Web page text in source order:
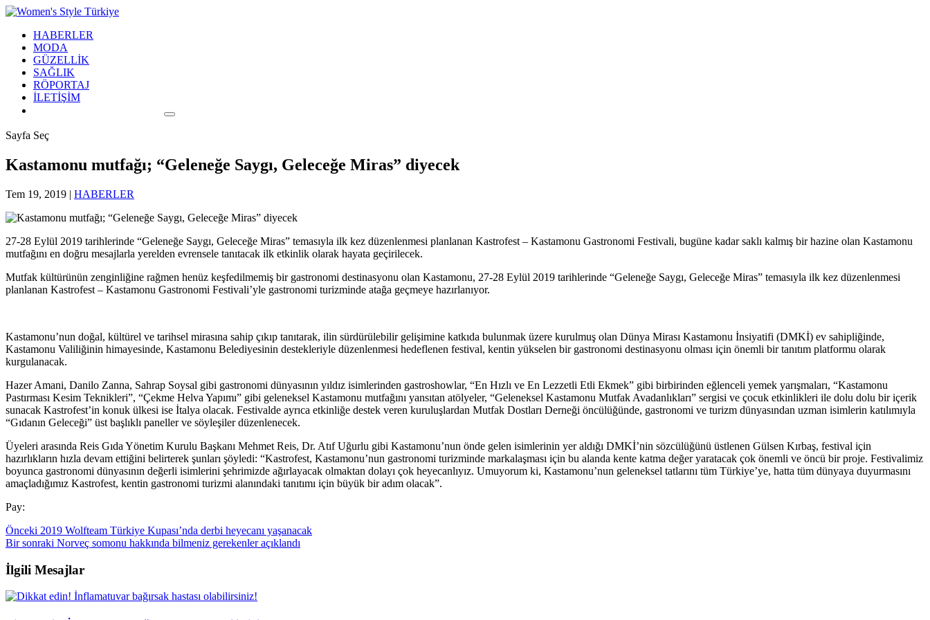
HABERLER
MODA
GÜZELLİK
SAĞLIK
RÖPORTAJ
İLETİŞİM
Sayfa Seç
Kastamonu mutfağı; “Geleneğe Saygı, Geleceğe Miras” diyecek
Tem 19, 2019 | HABERLER
27-28 Eylül 2019 tarihlerinde “Geleneğe Saygı, Geleceğe Miras” temasıyla ilk kez düzenlenmesi planlanan Kastrofest – Kastamonu Gastronomi Festivali, bugüne kadar saklı kalmış bir hazine olan Kastamonu
mutfağını en doğru mesajlarla yerelden evrensele tanıtacak ilk etkinlik olarak hayata geçirilecek.
Mutfak kültürünün zenginliğine rağmen henüz keşfedilmemiş bir gastronomi destinasyonu olan Kastamonu, 27-28 Eylül 2019 tarihlerinde “Geleneğe Saygı, Geleceğe Miras” temasıyla ilk kez düzenlenmesi
planlanan Kastrofest – Kastamonu Gastronomi Festivali’yle gastronomi turizminde atağa geçmeye hazırlanıyor.
Kastamonu’nun doğal, kültürel ve tarihsel mirasına sahip çıkıp tanıtarak, ilin sürdürülebilir gelişimine katkıda bulunmak üzere kurulmuş olan Dünya Mirası Kastamonu İnsiyatifi (DMKİ) ev sahipliğinde,
Kastamonu Valiliğinin himayesinde, Kastamonu Belediyesinin destekleriyle düzenlenmesi hedeflenen festival, kentin yükselen bir gastronomi destinasyonu olması için önemli bir tanıtım platformu olarak
kurgulanacak.
Hazer Amani, Danilo Zanna, Sahrap Soysal gibi gastronomi dünyasının yıldız isimlerinden gastroshowlar, “En Hızlı ve En Lezzetli Etli Ekmek” gibi birbirinden eğlenceli yemek yarışmaları, “Kastamonu
Pastırması Kesim Teknikleri”, “Çekme Helva Yapımı” gibi geleneksel Kastamonu mutfağını yansıtan atölyeler, “Geleneksel Kastamonu Mutfak Avadanlıkları” sergisi ve çocuk etkinlikleri ile dolu dolu bir içerik
sunacak Kastrofest’in konuk ülkesi ise İtalya olacak. Festivalde ayrıca etkinliğe destek veren kuruluşlardan Mutfak Dostları Derneği öncülüğünde, gastronomi ve turizm dünyasından uzman isimlerin katılımıyla
“Gıdanın Geleceği” üst başlıklı paneller ve söyleşiler düzenlenecek.
Üyeleri arasında Reis Gıda Yönetim Kurulu Başkanı Mehmet Reis, Dr. Atıf Uğurlu gibi Kastamonu’nun önde gelen isimlerinin yer aldığı DMKİ’nin sözcülüğünü üstlenen Gülsen Kırbaş, festival için
hazırlıkların hızla devam ettiğini belirterek şunları şöyledi: “Kastrofest, Kastamonu’nun gastronomi turizminde markalaşması için bu alanda kente katma değer yaratacak çok önemli ve öncü bir proje. Festivalimiz
boyunca gastronomi dünyasının değerli isimlerini şehrimizde ağırlayacak olmaktan dolayı çok heyecanlıyız. Umuyorum ki, Kastamonu’nun geleneksel tatlarını tüm Türkiye’ye, hatta tüm dünyaya duyurmasını
amaçladığımız Kastrofest, kentin gastronomi turizmi alanındaki tanıtımı için büyük bir adım olacak”.
Pay:
Önceki 2019 Wolfteam Türkiye Kupası’nda derbi heyecanı yaşanacak
Bir sonraki Norveç somonu hakkında bilmeniz gerekenler açıklandı
İlgili Mesajlar